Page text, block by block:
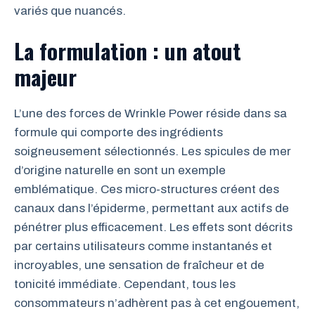
variés que nuancés.
La formulation : un atout
majeur
L’une des forces de Wrinkle Power réside dans sa
formule qui comporte des ingrédients
soigneusement sélectionnés. Les spicules de mer
d’origine naturelle en sont un exemple
emblématique. Ces micro-structures créent des
canaux dans l’épiderme, permettant aux actifs de
pénétrer plus efficacement. Les effets sont décrits
par certains utilisateurs comme instantanés et
incroyables, une sensation de fraîcheur et de
tonicité immédiate. Cependant, tous les
consommateurs n’adhèrent pas à cet engouement,